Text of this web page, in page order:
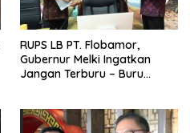
RUPS LB PT. Flobamor,
Gubernur Melki Ingatkan
Jangan Terburu – Buru